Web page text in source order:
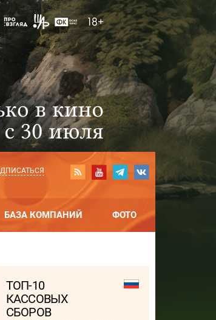
БАЗА КОМПАНИЙ ФОТО
ТОП-10
КАССОВЫХ
СБОРОВ